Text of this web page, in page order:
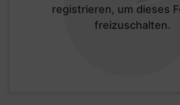
registrieren, um dieses
freizuschalten.